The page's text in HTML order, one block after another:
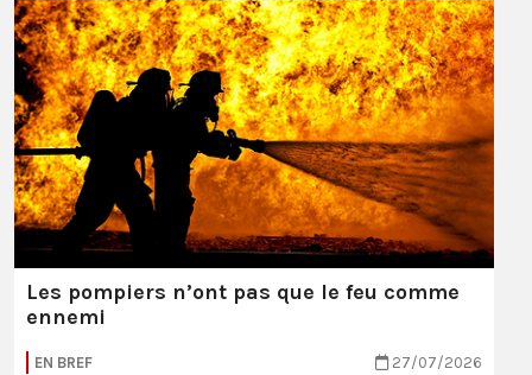
Les pompiers n’ont pas que le feu comme
ennemi
EN BREF 27/07/2026